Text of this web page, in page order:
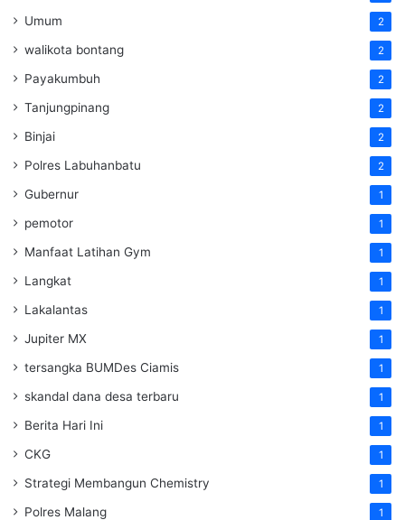
Umum 2
walikota bontang 2
Payakumbuh 2
Tanjungpinang 2
Binjai 2
Polres Labuhanbatu 2
Gubernur 1
pemotor 1
Manfaat Latihan Gym 1
Langkat 1
Lakalantas 1
Jupiter MX 1
tersangka BUMDes Ciamis 1
skandal dana desa terbaru 1
Berita Hari Ini 1
CKG 1
Strategi Membangun Chemistry 1
Polres Malang 1